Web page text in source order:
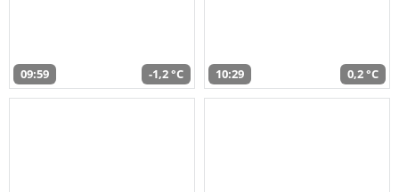
09:59 -1,2 °C 10:29 0,2 °C